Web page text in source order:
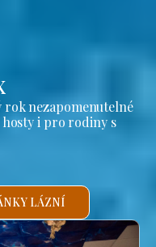
rok nezapomenutelné
i pro rodiny s
LÁZNÍ